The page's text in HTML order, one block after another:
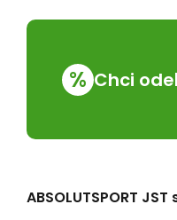
% Chci
ABSOLUTSPORT JST